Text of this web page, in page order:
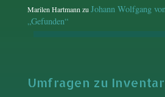
Marilen HartmannzuJohann Wolfgang
„Gefunden“
Umfragen zu